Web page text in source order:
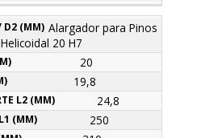
Alargador para Pinos
Helicoidal 20 H7
20
19,8
24,8
250